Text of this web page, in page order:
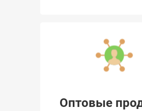
Оптовые